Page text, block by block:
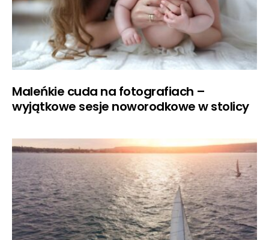
Maleńkie cuda na fotografiach –
wyjątkowe sesje noworodkowe w stolicy